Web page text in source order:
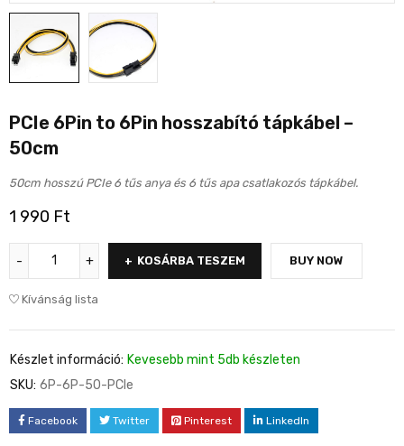
PCIe 6Pin to 6Pin hosszabító tápkábel –
50cm
50cm hosszú PCIe 6 tűs anya és 6 tűs apa csatlakozós tápkábel.
1 990 Ft
KOSÁRBA TESZEM BUY NOW
Kívánság lista
Készlet információ: Kevesebb mint 5db készleten
SKU: 6P-6P-50-PCIe
Facebook Twitter Pinterest LinkedIn